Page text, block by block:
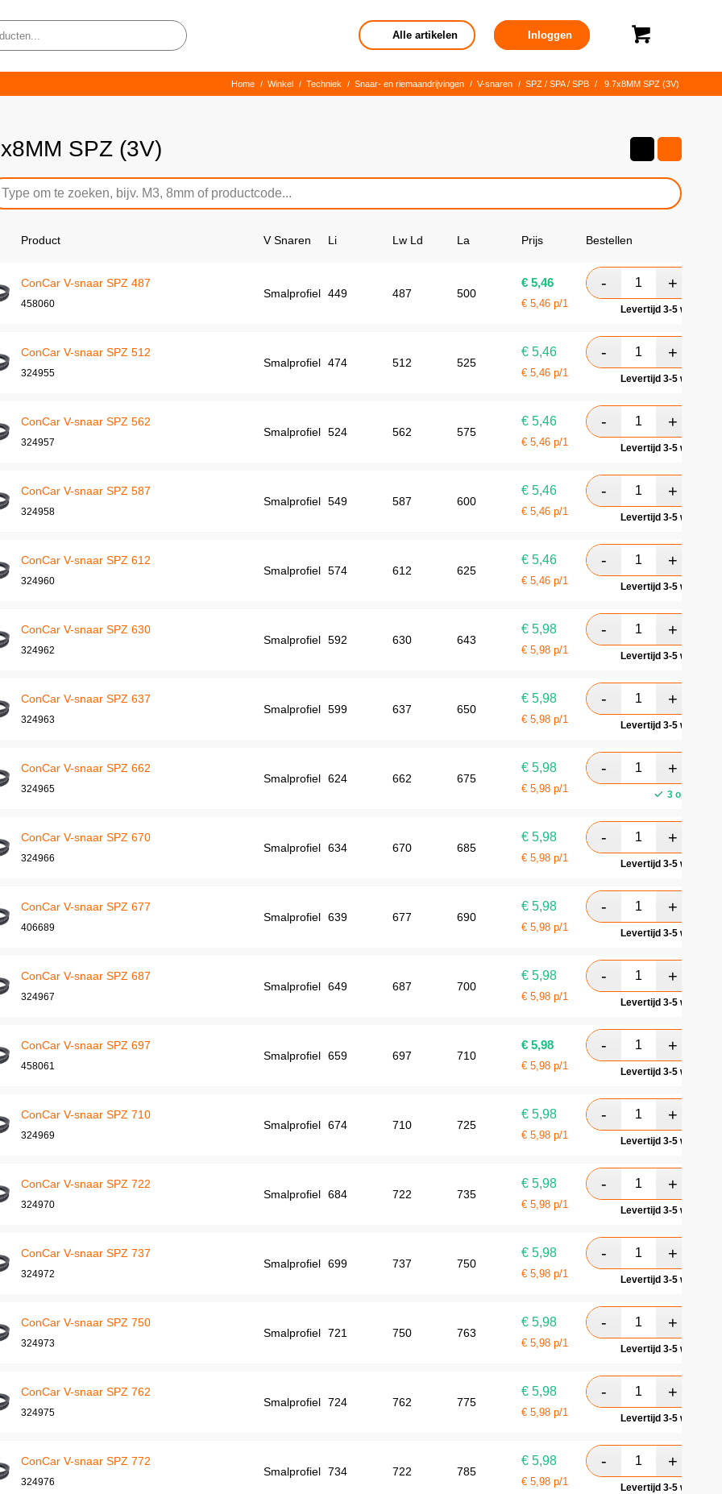
Alle artikelen Inloggen
Home / Winkel / Techniek / Snaar- en riemaandrijvingen / V-snaren / SPZ / SPA / SPB / 9.7x8MM SPZ (3V)
SPZ (3V)
Product V Snaren Li Lw Ld La Prijs Bestellen
ConCar V-snaar SPZ 487
458060
Smalprofiel 449 487 500
€ 5,46
€ 5,46 p/1 Levertijd 3-5
ConCar V-snaar SPZ 512
324955
Smalprofiel 474 512 525
€ 5,46
€ 5,46 p/1 Levertijd 3-5
ConCar V-snaar SPZ 562
324957
Smalprofiel 524 562 575
€ 5,46
€ 5,46 p/1 Levertijd 3-5
ConCar V-snaar SPZ 587
324958
Smalprofiel 549 587 600
€ 5,46
€ 5,46 p/1 Levertijd 3-5
ConCar V-snaar SPZ 612
324960
Smalprofiel 574 612 625
€ 5,46
€ 5,46 p/1 Levertijd 3-5
ConCar V-snaar SPZ 630
324962
Smalprofiel 592 630 643
€ 5,98
€ 5,98 p/1 Levertijd 3-5
ConCar V-snaar SPZ 637
324963
Smalprofiel 599 637 650
€ 5,98
€ 5,98 p/1 Levertijd 3-5
ConCar V-snaar SPZ 662
324965
Smalprofiel 624 662 675
€ 5,98
€ 5,98 p/1 3 op
ConCar V-snaar SPZ 670
324966
Smalprofiel 634 670 685
€ 5,98
€ 5,98 p/1 Levertijd 3-5
ConCar V-snaar SPZ 677
406689
Smalprofiel 639 677 690
€ 5,98
€ 5,98 p/1 Levertijd 3-5
ConCar V-snaar SPZ 687
324967
Smalprofiel 649 687 700
€ 5,98
€ 5,98 p/1 Levertijd 3-5
ConCar V-snaar SPZ 697
458061
Smalprofiel 659 697 710
€ 5,98
€ 5,98 p/1 Levertijd 3-5
ConCar V-snaar SPZ 710
324969
Smalprofiel 674 710 725
€ 5,98
€ 5,98 p/1 Levertijd 3-5
ConCar V-snaar SPZ 722
324970
Smalprofiel 684 722 735
€ 5,98
€ 5,98 p/1 Levertijd 3-5
ConCar V-snaar SPZ 737
324972
Smalprofiel 699 737 750
€ 5,98
€ 5,98 p/1 Levertijd 3-5
ConCar V-snaar SPZ 750
324973
Smalprofiel 721 750 763
€ 5,98
€ 5,98 p/1 Levertijd 3-5
ConCar V-snaar SPZ 762
324975
Smalprofiel 724 762 775
€ 5,98
€ 5,98 p/1 Levertijd 3-5
ConCar V-snaar SPZ 772
324976
Smalprofiel 734 722 785
€ 5,98
€ 5,98 p/1 Levertijd 3-5